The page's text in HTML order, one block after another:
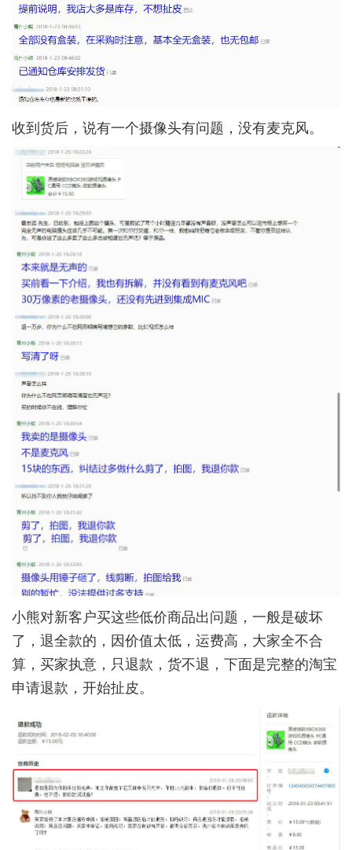
收到货后，说有一个摄像头有问题，没有麦克风。
小熊对新客户买这些低价商品出问题，一般是破坏
了，退全款的，因价值太低，运费高，大家全不合
算，买家执意，只退款，货不退，下面是完整的淘宝
申请退款，开始扯皮。